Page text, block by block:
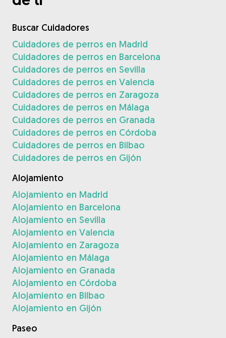
Buscar Cuidadores
Cuidadores de perros en Madrid
Cuidadores de perros en Barcelona
Cuidadores de perros en Sevilla
Cuidadores de perros en Valencia
Cuidadores de perros en Zaragoza
Cuidadores de perros en Málaga
Cuidadores de perros en Granada
Cuidadores de perros en Córdoba
Cuidadores de perros en Bilbao
Cuidadores de perros en Gijón
Alojamiento
Alojamiento en Madrid
Alojamiento en Barcelona
Alojamiento en Sevilla
Alojamiento en Valencia
Alojamiento en Zaragoza
Alojamiento en Málaga
Alojamiento en Granada
Alojamiento en Córdoba
Alojamiento en Bilbao
Alojamiento en Gijón
Paseo